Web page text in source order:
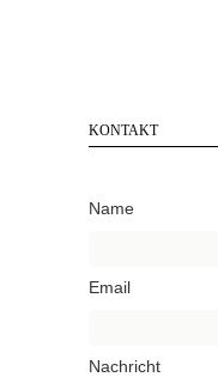
KONTAKT
Name
Email
Nachricht